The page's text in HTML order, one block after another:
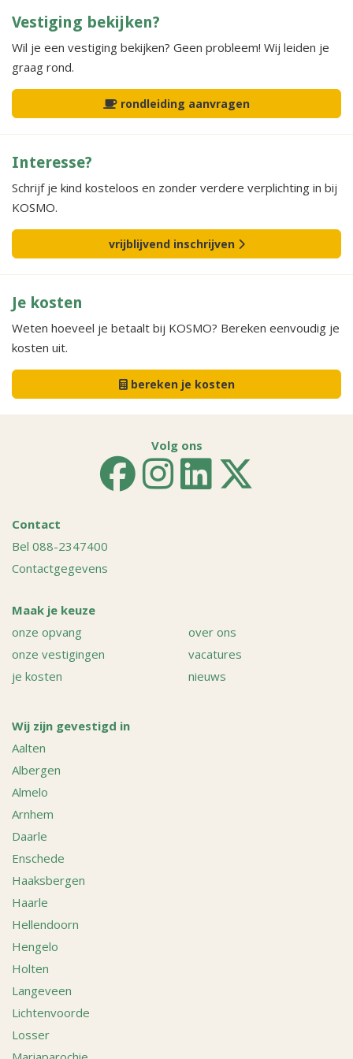
Vestiging bekijken?
Wil je een vestiging bekijken? Geen probleem! Wij leiden je
graag rond.
rondleiding aanvragen
Interesse?
Schrijf je kind kosteloos en zonder verdere verplichting in bij
KOSMO.
vrijblijvend inschrijven
Je kosten
Weten hoeveel je betaalt bij KOSMO? Bereken eenvoudig je
kosten uit.
bereken je kosten
Volg ons
Contact
Bel 088-2347400
Contactgegevens
Maak je keuze
onze opvang
onze vestigingen
je kosten
over ons
vacatures
nieuws
Wij zijn gevestigd in
Aalten
Albergen
Almelo
Arnhem
Daarle
Enschede
Haaksbergen
Haarle
Hellendoorn
Hengelo
Holten
Langeveen
Lichtenvoorde
Losser